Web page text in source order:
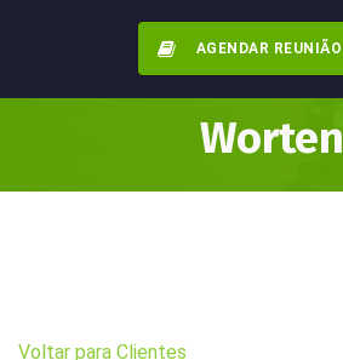
AGENDAR REUNIÃO
Worten
Voltar para Clientes